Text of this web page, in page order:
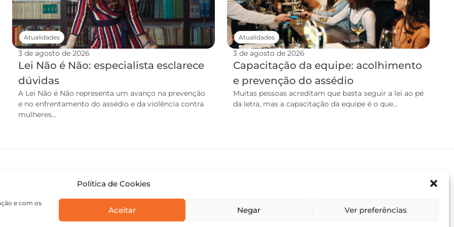
Política de Cookies
e com os
Aceitar Negar Ver preferências
3 de agosto de 2026
Lei Não é Não: especialista esclarece
dúvidas
A Lei Não é Não representa um avanço na prevenção
e no enfrentamento do assédio e da violência contra
mulheres...
Atualidades
3 de agosto de 2026
Capacitação da equipe: acolhimento
e prevenção do assédio
Muitas pessoas acreditam que basta seguir a lei ao pé
da letra, mas a capacitação da equipe é o que...
Atualidades